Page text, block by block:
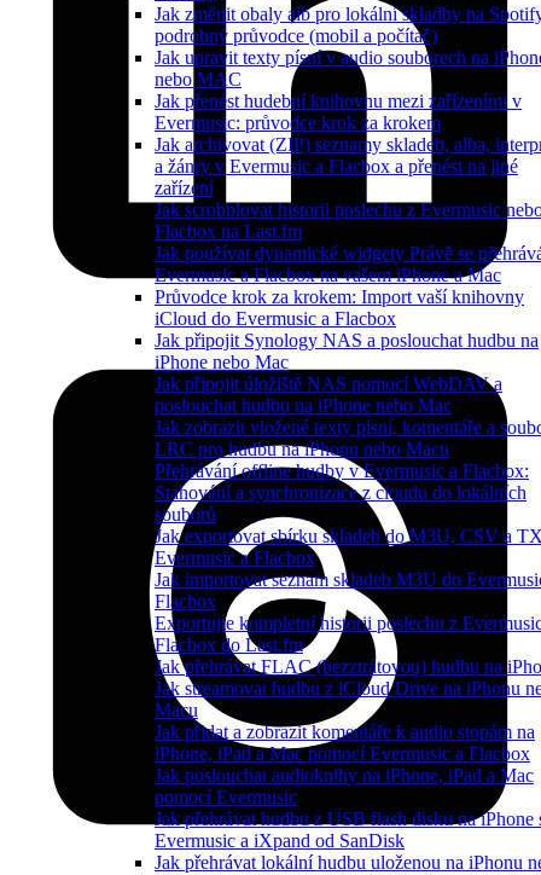
Jak změnit obaly alb pro lokální skladby na
podrobný průvodce (mobil a počítač)
Jak upravit texty písní v audio souborech na
nebo MAC
Jak přenést hudební knihovnu mezi zařízeními v
Evermusic: průvodce krok za krokem
Jak archivovat (ZIP) seznamy skladeb, alba,
a žánry v Evermusic a Flacbox a přenést na jiné
zařízení
Jak scrobblovat historii poslechu z Evermusic
Flacbox na Last.fm
Jak používat dynamické widgety Právě se
Evermusic a Flacbox na vašem iPhone a Mac
Průvodce krok za krokem: Import vaší knihovny
iCloud do Evermusic a Flacbox
Jak připojit Synology NAS a poslouchat hudbu na
iPhone nebo Mac
Jak připojit úložiště NAS pomocí WebDAV a
poslouchat hudbu na iPhone nebo Mac
Jak zobrazit vložené texty písní, komentáře a
LRC pro hudbu na iPhonu nebo Macu
Přehrávání offline hudby v Evermusic a Flacbox:
Stahování a synchronizace z cloudu do lokálních
souborů
Jak exportovat sbírku skladeb do M3U, CSV a
Evermusic a Flacbox
Jak importovat seznam skladeb M3U do
Flacbox
Exportujte kompletní historii poslechu z
Flacbox do Last.fm
Jak přehrávat FLAC (bezztrátovou) hudbu na
Jak streamovat hudbu z iCloud Drive na iPhonu
Macu
Jak přidat a zobrazit komentáře k audio stopám na
iPhone, iPad a Mac pomocí Evermusic a Flacbox
Jak poslouchat audioknihy na iPhone, iPad a Mac
pomocí Evermusic
Jak přehrávat hudbu z USB flash disku na iPhone
Evermusic a iXpand od SanDisk
Jak přehrávat lokální hudbu uloženou na iPhonu